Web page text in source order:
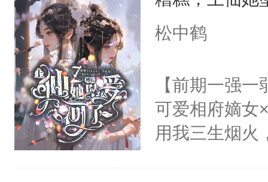
动，这一世她
不了情的枷锁
无猜。传统的
放在心里好几
么？”徐薇薇
松中鹤
【前期一强
可爱相府嫡女
用我三生烟火